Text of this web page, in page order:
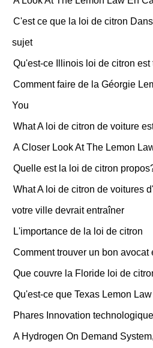
C'est ce que la loi de citron
sujet
Qu'est-ce Illinois loi de citron est
Comment faire de la Géorgie
You
What A loi de citron de voiture
A Closer Look At The Lemon
Quelle est la loi de citron
What A loi de citron de voitures
votre ville devrait entraîner
L'importance de la loi de citron
Comment trouver un bon avocat
Que couvre la Floride loi de
Qu'est-ce que Texas Lemon
Phares Innovation technologique
A Hydrogen On Demand